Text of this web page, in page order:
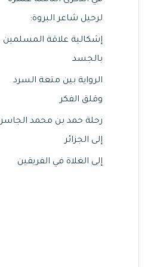
لرحيل شاعر البروة:
إشكالية علاقة المسلمين
بالجسد
الرواية بين متعة السرد
وقلق الفكر
رحلة حمد بن محمد الجاسر
إلى الجزائر
إلى الغلاة في الفريقين